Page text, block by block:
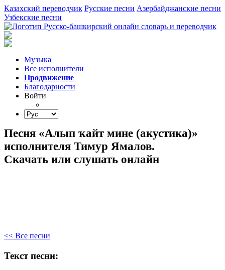
Казахский переводчик Русские песни Азербайджанские песни
Узбекские песни
Музыка
Все исполнители
Продвижение
Благодарности
Войти
Песня «Алып ҡайт мине (акустика)»
исполнителя Тимур Ямалов.
Скачать или слушать онлайн
<< Все песни
Текст песни: